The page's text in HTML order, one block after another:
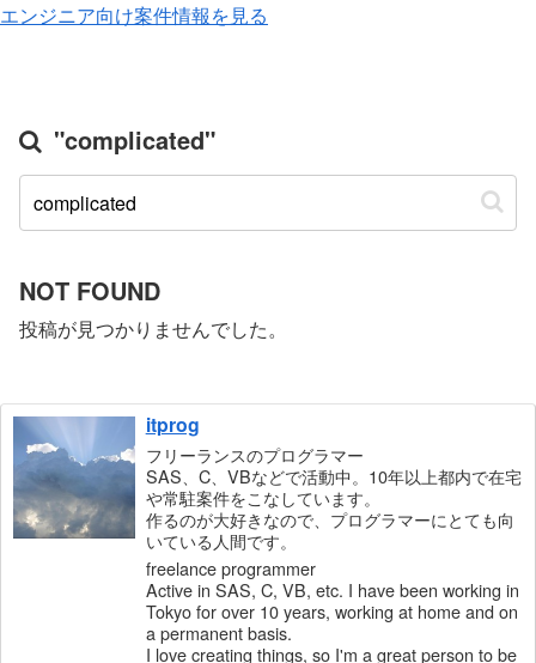
エンジニア向け案件情報を見る
"complicated"
NOT FOUND
投稿が見つかりませんでした。
itprog
フリーランスのプログラマー
SAS、C、VBなどで活動中。10年以上都内で在宅
や常駐案件をこなしています。
作るのが大好きなので、プログラマーにとても向
いている人間です。
freelance programmer
Active in SAS, C, VB, etc. I have been working in
Tokyo for over 10 years, working at home and on
a permanent basis.
I love creating things, so I'm a great person to be